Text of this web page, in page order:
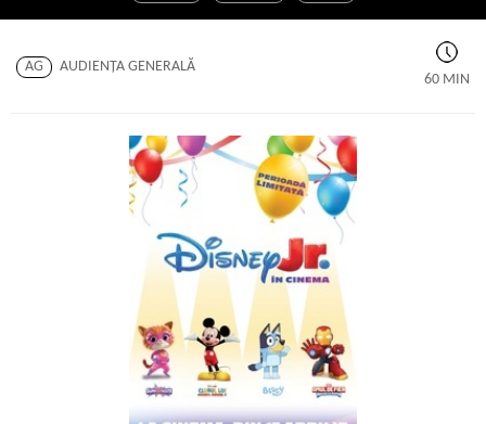
AG
AUDIENŢA GENERALĂ
60 MIN